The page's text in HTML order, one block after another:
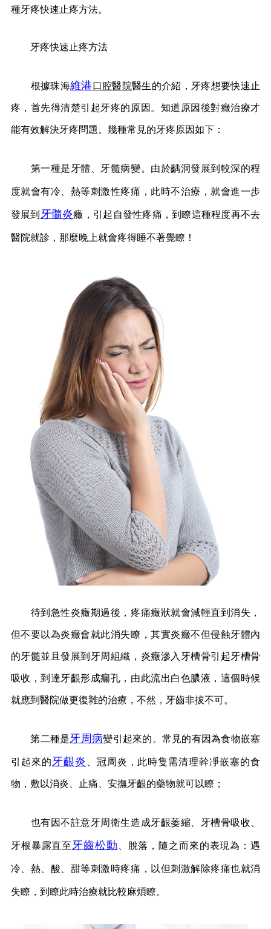
種牙疼快速止疼方法。
牙疼快速止疼方法
根據珠海維港口腔醫院醫生的介紹，牙疼想要快速止
疼，首先得清楚引起牙疼的原因。知道原因後對癥治療才
能有效解決牙疼問題。幾種常見的牙疼原因如下：
第一種是牙體、牙髓病變。由於齲洞發展到較深的程
度就會有冷、熱等刺激性疼痛，此時不治療，就會進一步
發展到牙髓炎癥，引起自發性疼痛，到瞭這種程度再不去
醫院就診，那麼晚上就會疼得睡不著覺瞭！
待到急性炎癥期過後，疼痛癥狀就會減輕直到消失，
但不要以為炎癥會就此消失瞭，其實炎癥不但侵蝕牙體內
的牙髓並且發展到牙周組織，炎癥滲入牙槽骨引起牙槽骨
吸收，到達牙齦形成瘺孔，由此流出白色膿液，這個時候
就應到醫院做更復雜的治療，不然，牙齒非拔不可。
第二種是牙周病變引起來的。常見的有因為食物嵌塞
引起來的牙齦炎、冠周炎，此時隻需清理幹凈嵌塞的食
物，敷以消炎、止痛、安撫牙齦的藥物就可以瞭；
也有因不註意牙周衛生造成牙齦萎縮、牙槽骨吸收、
牙根暴露直至牙齒松動、脫落，隨之而來的表現為：遇
冷、熱、酸、甜等刺激時疼痛，以但刺激解除疼痛也就消
失瞭，到瞭此時治療就比較麻煩瞭。